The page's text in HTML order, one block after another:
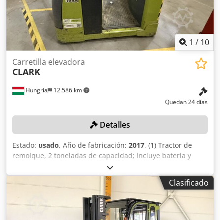
1 / 10
Hungría 12.586 km
Carretilla elevadora
CLARK
Quedan 24 días
Detalles
Estado: usado, Año de fabricación: 2017, (1) Tractor de
remolque, 2 toneladas de capacidad; incluye batería y
cargador (como en la imagen o similar). Cjdsznmzuspfx Ak
Djrf
Clasificado